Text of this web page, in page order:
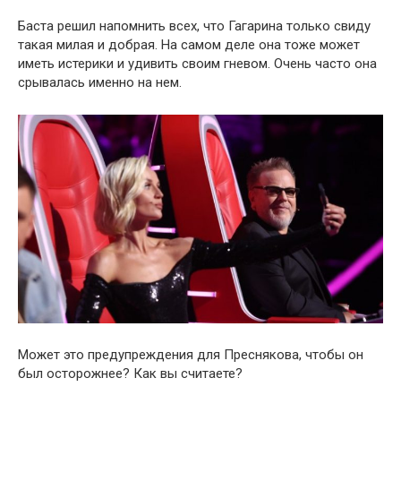
Баста решил напомнить всех, что Гагарина только свиду
такая милая и добрая. На самом деле она тоже может
иметь истерики и удивить своим гневом. Очень часто она
срывалась именно на нем.
Может это предупреждения для Преснякова, чтобы он
был осторожнее? Как вы считаете?